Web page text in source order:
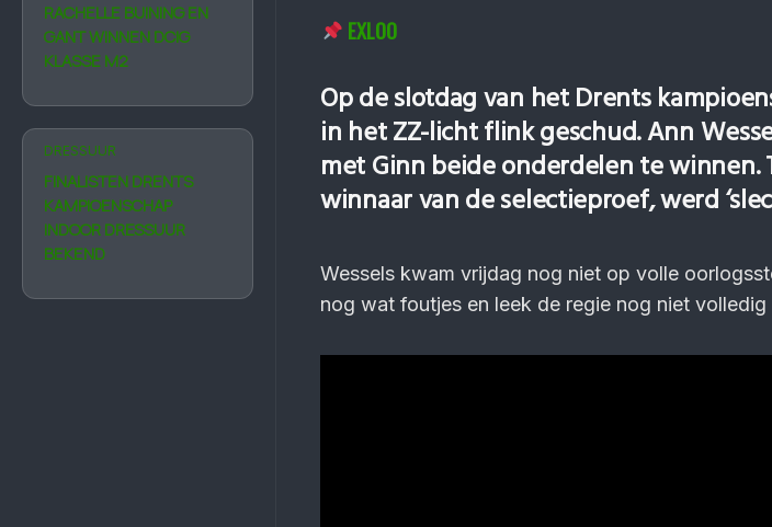
RACHELLE BUINING EN
GANT WINNEN DCIG
KLASSE M2
DRESSUUR
FINALISTEN DRENTS
KAMPIOENSCHAP
INDOOR DRESSUUR
BEKEND
EXLOO
Op de slotdag van het Drents
in het ZZ-licht flink geschud. Ann
met Ginn beide onderdelen te winnen.
winnaar van de selectieproef, werd
Wessels kwam vrijdag nog niet op volle
nog wat foutjes en leek de regie nog niet volledig